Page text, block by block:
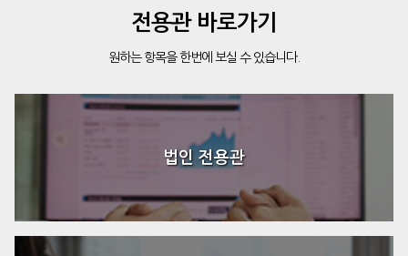
전용관 바로가기
원하는 항목을 한번에 보실 수 있습니다.
법인 전용관